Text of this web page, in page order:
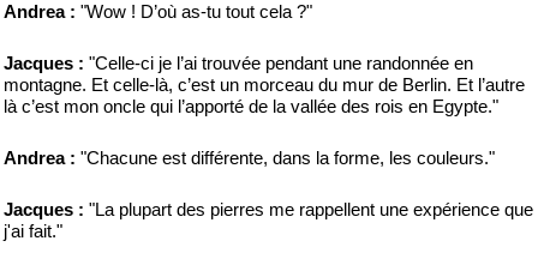
Andrea : "Wow ! D’où as-tu tout cela ?"
Jacques : "Celle-ci je l’ai trouvée pendant une randonnée en
montagne. Et celle-là, c’est un morceau du mur de Berlin. Et l’autre
là c’est mon oncle qui l’apporté de la vallée des rois en Egypte."
Andrea : "Chacune est différente, dans la forme, les couleurs."
Jacques : "La plupart des pierres me rappellent une expérience que
j'ai fait."